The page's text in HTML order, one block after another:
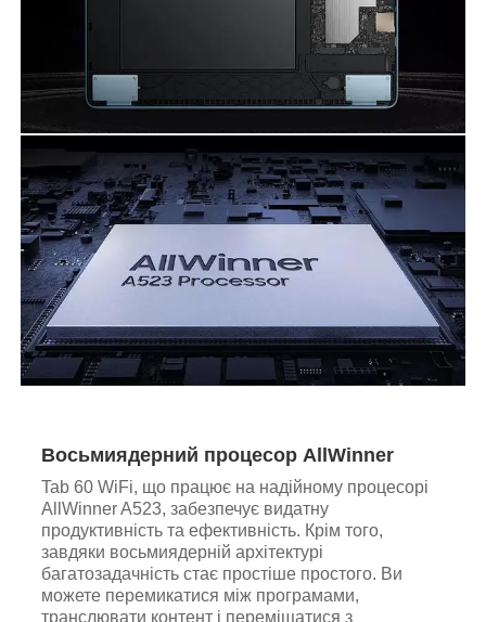
Восьмиядерний процесор AllWinner
Tab 60 WiFi, що працює на надійному процесорі
AllWinner A523, забезпечує видатну
продуктивність та ефективність. Крім того,
завдяки восьмиядерній архітектурі
багатозадачність стає простіше простого. Ви
можете перемикатися між програмами,
транслювати контент і переміщатися з